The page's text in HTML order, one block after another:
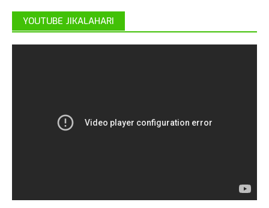
YOUTUBE JIKALAHARI